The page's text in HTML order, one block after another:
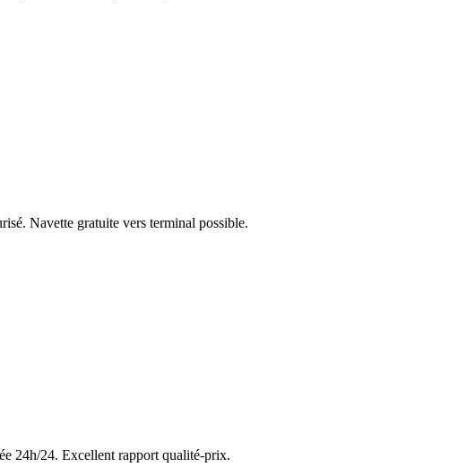
Navette gratuite vers terminal possible.
24h/24. Excellent rapport qualité-prix.